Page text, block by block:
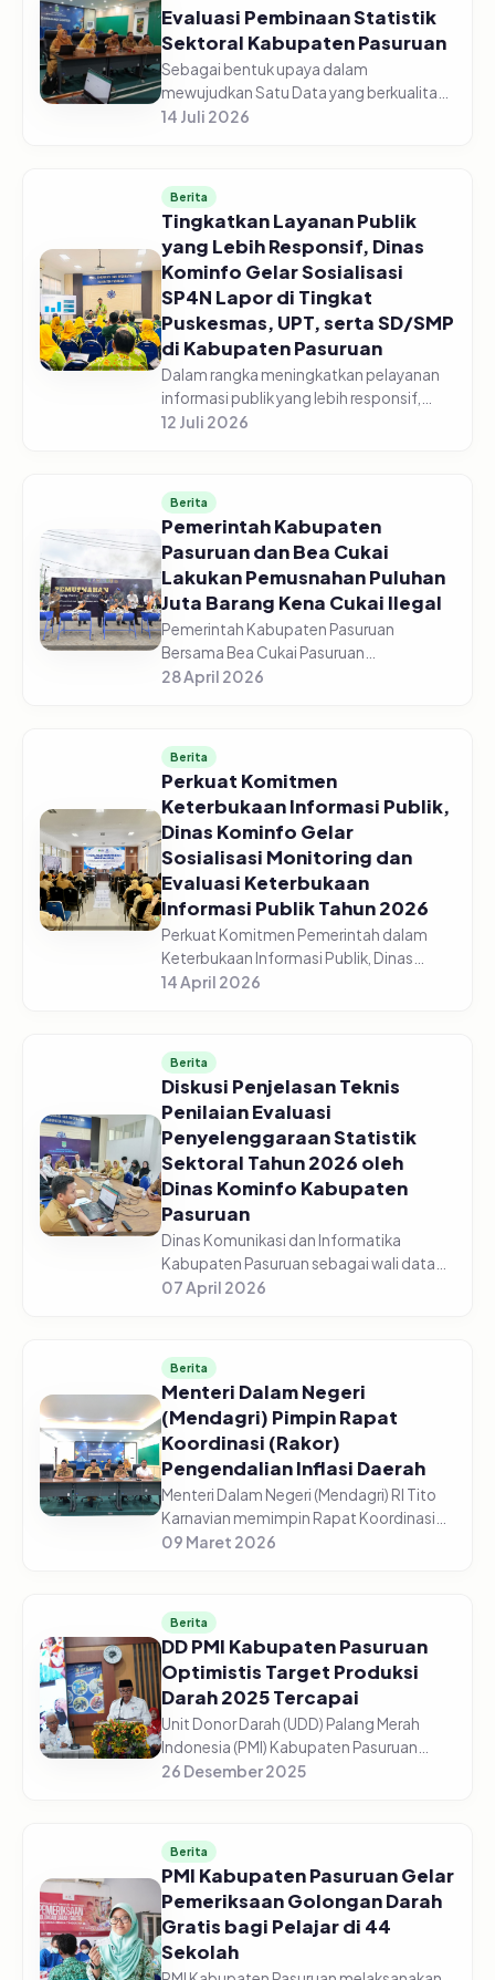
Evaluasi Pembinaan Statistik
Sektoral Kabupaten Pasuruan
Sebagai bentuk upaya dalam
mewujudkan Satu Data yang berkualitas,
Dinas Komunikasi dan Informatika
Statistik Se...
14 Juli 2026
Berita
Tingkatkan Layanan Publik
yang Lebih Responsif, Dinas
Kominfo Gelar Sosialisasi
SP4N Lapor di Tingkat
Puskesmas, UPT, serta SD/SMP
di Kabupaten Pasuruan
Dalam rangka meningkatkan pelayanan
informasi publik yang lebih responsif,
Pemerintah Kabupaten Pasuruan melalui
12 Juli 2026
Berita
Pemerintah Kabupaten
Pasuruan dan Bea Cukai
Lakukan Pemusnahan Puluhan
Juta Barang Kena Cukai Ilegal
Pemerintah Kabupaten Pasuruan
Bersama Bea Cukai Pasuruan
melaksanakan pemusnahan jutaan
27/04/2026. Pemusn...
28 April 2026
Berita
Perkuat Komitmen
Keterbukaan Informasi Publik,
Dinas Kominfo Gelar
Sosialisasi Monitoring dan
Evaluasi Keterbukaan
Informasi Publik Tahun 2026
Perkuat Komitmen Pemerintah dalam
Keterbukaan Informasi Publik, Dinas
Komunikasi dan Informatika Kabupaten
14 April 2026
Berita
Diskusi Penjelasan Teknis
Penilaian Evaluasi
Penyelenggaraan Statistik
Sektoral Tahun 2026 oleh
Dinas Kominfo Kabupaten
Pasuruan
Dinas Komunikasi dan Informatika
Kabupaten Pasuruan sebagai wali data
mengadakan Diskusi Bersama Tentang
07 April 2026
Berita
Menteri Dalam Negeri
(Mendagri) Pimpin Rapat
Koordinasi (Rakor)
Pengendalian Inflasi Daerah
Menteri Dalam Negeri (Mendagri) RI Tito
Karnavian memimpin Rapat Koordinasi
(Rakor) Pengendalian Inflasi Daerah dari
09 Maret 2026
Berita
DD PMI Kabupaten Pasuruan
Optimistis Target Produksi
Darah 2025 Tercapai
Unit Donor Darah (UDD) Palang Merah
Indonesia (PMI) Kabupaten Pasuruan
optimistis target produksi darah tahun
dar...
26 Desember 2025
Berita
PMI Kabupaten Pasuruan Gelar
Pemeriksaan Golongan Darah
Gratis bagi Pelajar di 44
Sekolah